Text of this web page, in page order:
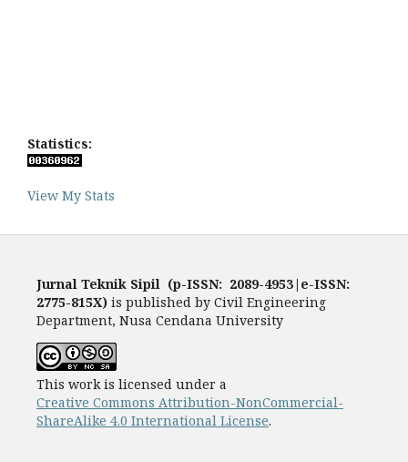
Statistics:
View My Stats
Jurnal Teknik Sipil (p-ISSN: 2089-4953|e-ISSN:
2775-815X) is published by Civil Engineering
Department, Nusa Cendana University
This work is licensed under a
Creative Commons Attribution-NonCommercial-
ShareAlike 4.0 International License.